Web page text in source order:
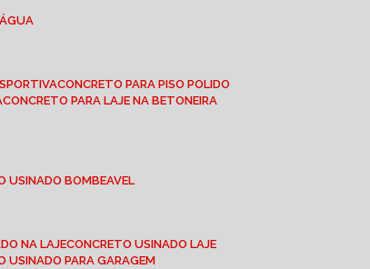
CONCRETO PARA PISO POLIDO
CONCRETO PARA LAJE NA BETONEIRA
USINADO BOMBEAVEL
NA LAJE CONCRETO USINADO LAJE
USINADO PARA GARAGEM